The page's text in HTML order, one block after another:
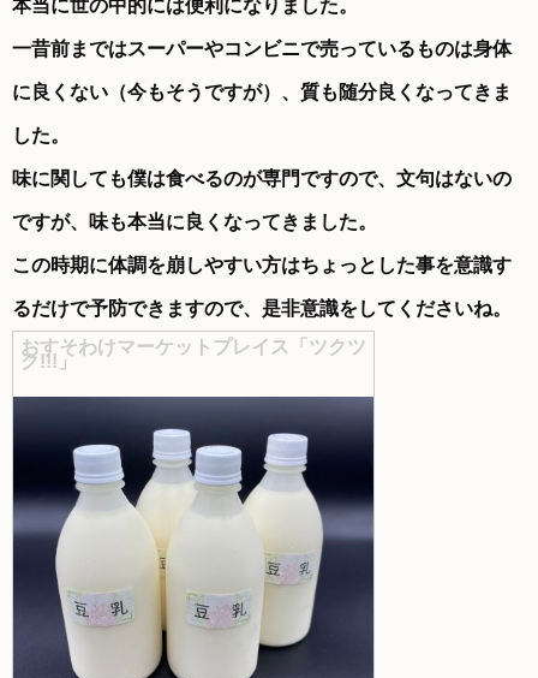
本当に世の中的には便利になりました。
一昔前まではスーパーやコンビニで売っているものは身体
に良くない（今もそうですが）、質も随分良くなってきま
した。
味に関しても僕は食べるのが専門ですので、文句はないの
ですが、味も本当に良くなってきました。
この時期に体調を崩しやすい方はちょっとした事を意識す
るだけで予防できますので、是非意識をしてくださいね。
おすそわけマーケットプレイス「ツクツ
ク!!!」